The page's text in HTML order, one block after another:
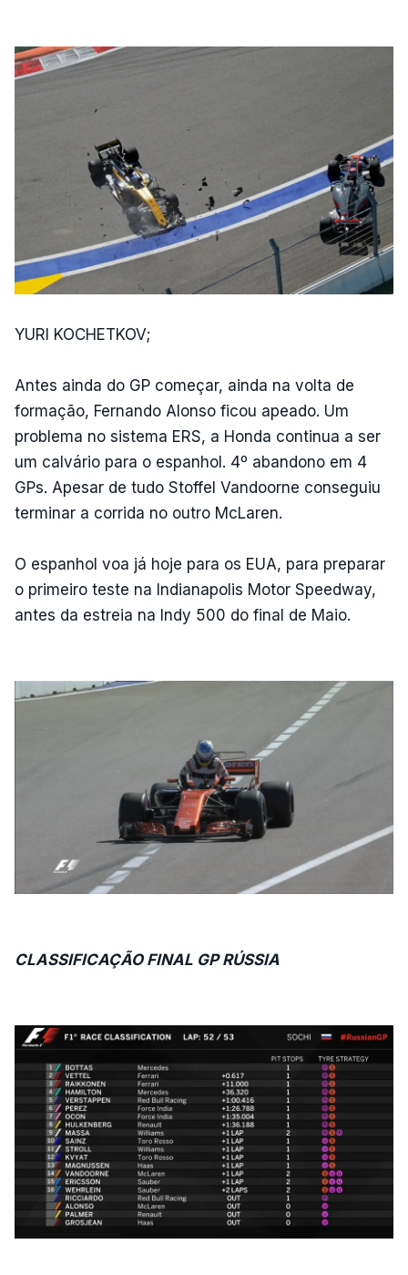
YURI KOCHETKOV;
Antes ainda do GP começar, ainda na volta de
formação, Fernando Alonso ficou apeado. Um
problema no sistema ERS, a Honda continua a ser
um calvário para o espanhol. 4º abandono em 4
GPs. Apesar de tudo Stoffel Vandoorne conseguiu
terminar a corrida no outro McLaren.
O espanhol voa já hoje para os EUA, para preparar
o primeiro teste na Indianapolis Motor Speedway,
antes da estreia na Indy 500 do final de Maio.
CLASSIFICAÇÃO FINAL GP RÚSSIA